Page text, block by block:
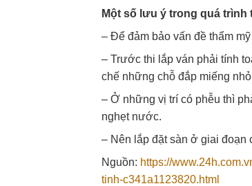
Một số lưu ý trong quá trình
– Để đảm bảo vấn đề thẩm
– Trước thi lắp ván phải tính
chế những chỗ đắp miếng
– Ở những vị trí có phễu thì
nghẹt nước.
– Nên lắp đặt sàn ở giai đoạn
Nguồn: https://
tinh-c341a1123820.html